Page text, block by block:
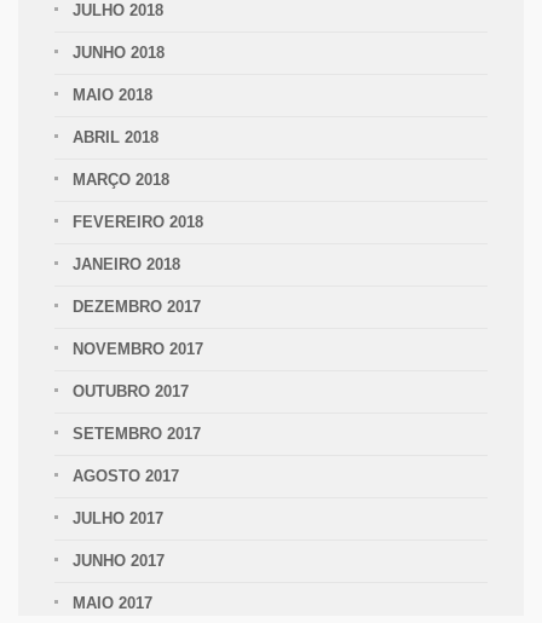
JULHO 2018
JUNHO 2018
MAIO 2018
ABRIL 2018
MARÇO 2018
FEVEREIRO 2018
JANEIRO 2018
DEZEMBRO 2017
NOVEMBRO 2017
OUTUBRO 2017
SETEMBRO 2017
AGOSTO 2017
JULHO 2017
JUNHO 2017
MAIO 2017